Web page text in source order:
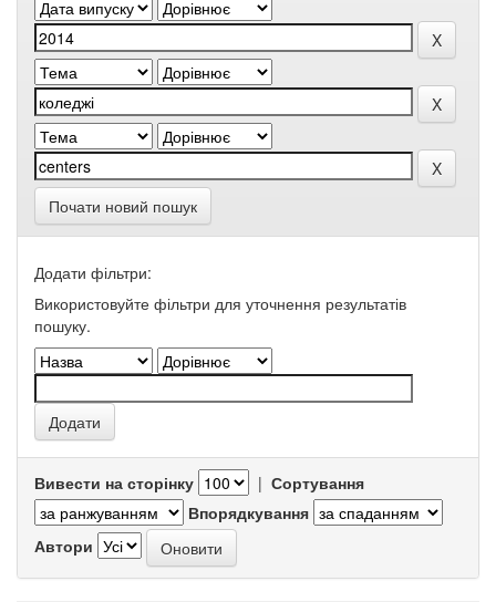
Почати новий пошук
Додати фільтри:
Використовуйте фільтри для уточнення результатів
пошуку.
Вивести на сторінку | Сортування
Впорядкування
Автори